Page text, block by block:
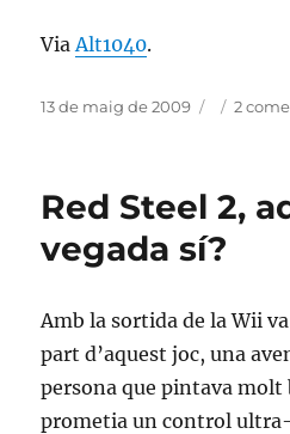
Via Alt1040.
Publicat
13 de maig de 2009 2
Red Steel 2,
vegada sí?
Amb la sortida de la Wii
part d’aquest joc, una
persona que pintava molt
prometia un control